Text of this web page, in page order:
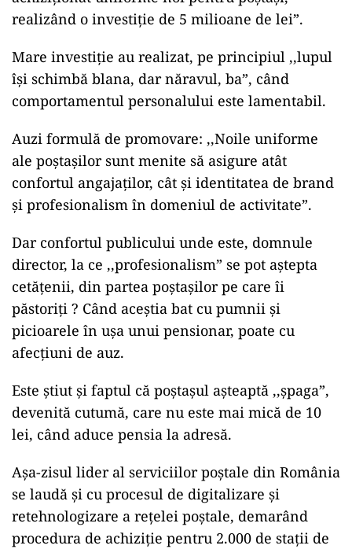
realizând o investiție de 5 milioane de lei”.
Mare investiție au realizat, pe principiul ,,lupul
își schimbă blana, dar năravul, ba”, când
comportamentul personalului este lamentabil.
Auzi formulă de promovare: ,,Noile uniforme
ale poștașilor sunt menite să asigure atât
confortul angajaților, cât și identitatea de brand
și profesionalism în domeniul de activitate”.
Dar confortul publicului unde este, domnule
director, la ce ,,profesionalism” se pot aștepta
cetățenii, din partea poștașilor pe care îi
păstoriți ? Când aceștia bat cu pumnii și
picioarele în ușa unui pensionar, poate cu
afecțiuni de auz.
Este știut și faptul că poștașul așteaptă ,,șpaga”,
devenită cutumă, care nu este mai mică de 10
lei, când aduce pensia la adresă.
Așa-zisul lider al serviciilor poștale din România
se laudă și cu procesul de digitalizare și
retehnologizare a rețelei poștale, demarând
procedura de achiziție pentru 2.000 de stații de